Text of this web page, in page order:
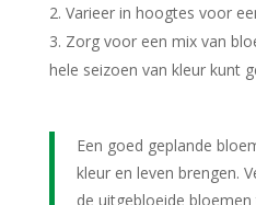
Varieer in hoogtes voor
Zorg voor een mix van
hele seizoen van kleur kunt
Een goed geplande
kleur en leven brengen.
de uitgebloeide